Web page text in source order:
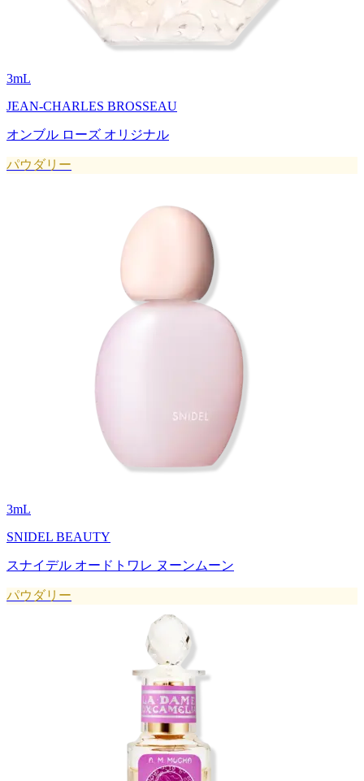
3mL
JEAN-CHARLES BROSSEAU
オンブル ローズ オリジナル
パウダリー
3mL
SNIDEL BEAUTY
スナイデル オードトワレ ヌーンムーン
パウダリー